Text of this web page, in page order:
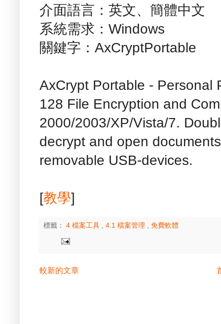
介面語言：英文、簡體中文
系統需求：Windows
關鍵字：AxCryptPortable
AxCrypt Portable - Personal
128 File Encryption and
2000/2003/XP/Vista/7.
decrypt and open
removable USB-devices.
[教學]
標籤： 4 檔案工具 4.1 檔案管理 免費軟體
較新的文章